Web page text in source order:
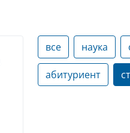
все наука
абитуриент